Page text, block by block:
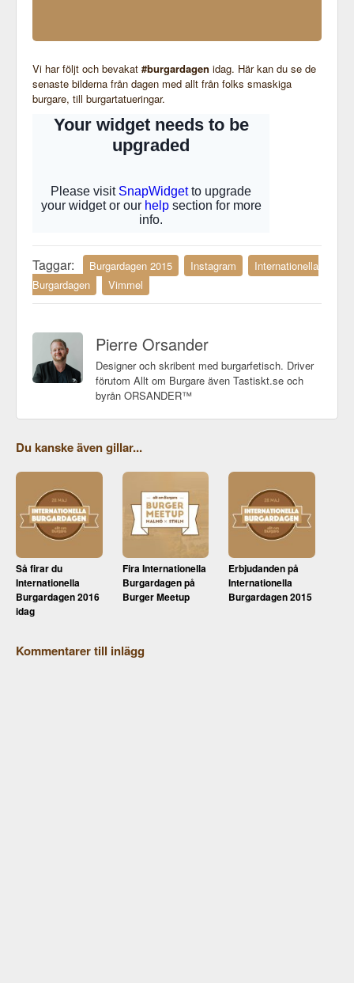
Vi har följt och bevakat #burgardagen idag. Här kan du se de
senaste bilderna från dagen med allt från folks smaskiga
burgare, till burgartatueringar.
Taggar: Burgardagen 2015 Instagram
Internationella
Burgardagen
Vimmel
Pierre Orsander
Designer och skribent med burgarfetisch. Driver
förutom Allt om Burgare även Tastiskt.se och
byrån ORSANDER™
Du kanske även gillar...
Så firar du
Internationella
Burgardagen 2016
idag
Fira Internationella
Burgardagen på
Burger Meetup
Erbjudanden på
Internationella
Burgardagen 2015
Kommentarer till inlägg